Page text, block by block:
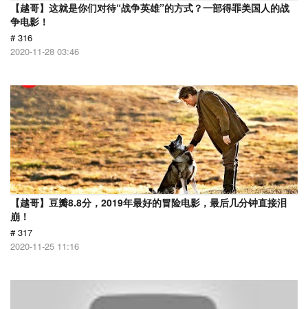
【越哥】这就是你们对待“战争英雄”的方式？一部得罪美国人的战
争电影！
# 316
2020-11-28 03:46
【越哥】豆瓣8.8分，2019年最好的冒险电影，最后几分钟直接泪
崩！
# 317
2020-11-25 11:16